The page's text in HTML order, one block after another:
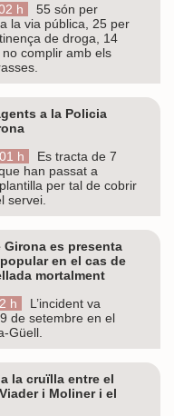
h
55 són per
la via pública, 25 per
de droga, 14
complir amb els
a la Policia
h
Es tracta de 7
han passat a
per tal de cobrir
servei.
Girona es presenta
en el cas de
mortalment
h
L’incident va
de setembre en el
Güell.
la cruïlla entre el
i Moliner i el